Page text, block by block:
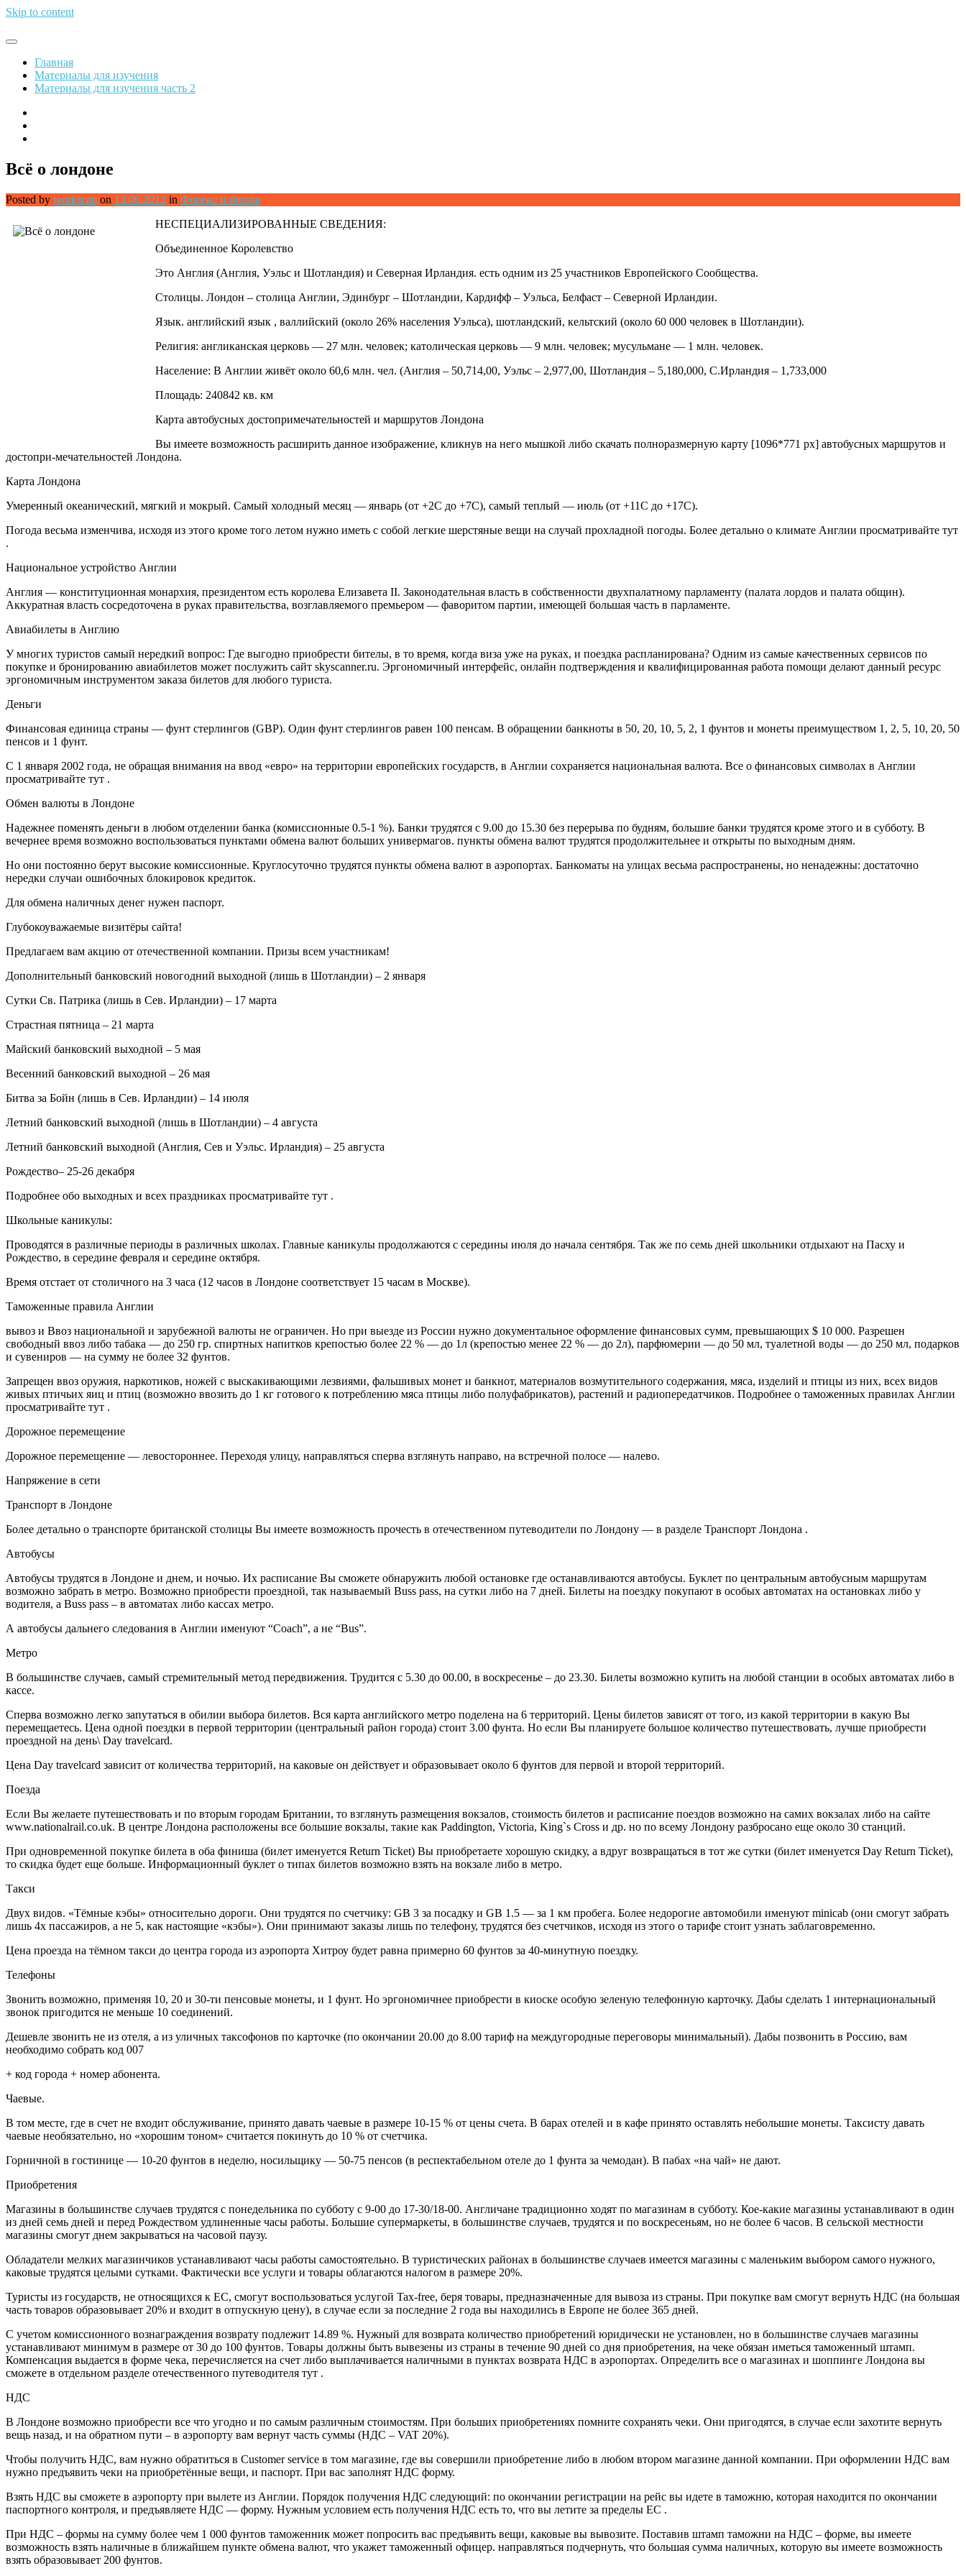
Skip to content
Обрети финансовую свободу
Главная
Материалы для изучения
Материалы для изучения часть 2
Всё о лондоне
Posted by workscan on 13.06.2012 in Форекс и биржа
НЕСПЕЦИАЛИЗИРОВАННЫЕ СВЕДЕНИЯ:
Объединенное Королевство
Это Англия (Англия, Уэльс и Шотландия) и Северная Ирландия. есть одним из 25 участников Европейского Сообщества.
Столицы. Лондон – столица Англии, Эдинбург – Шотландии, Кардифф – Уэльса, Белфаст – Северной Ирландии.
Язык. английский язык , валлийский (около 26% населения Уэльса), шотландский, кельтский (около 60 000 человек в Шотландии).
Религия: англиканская церковь — 27 млн. человек; католическая церковь — 9 млн. человек; мусульмане — 1 млн. человек.
Население: В Англии живёт около 60,6 млн. чел. (Англия – 50,714,00, Уэльс – 2,977,00, Шотландия – 5,180,000, С.Ирландия – 1,733,000
Площадь: 240842 кв. км
Карта автобусных достопримечательностей и маршрутов Лондона
Вы имеете возможность расширить данное изображение, кликнув на него мышкой либо скачать полноразмерную карту [1096*771 px] автобусных маршрутов и
достопри-мечательностей Лондона.
Карта Лондона
Умеренный океанический, мягкий и мокрый. Самый холодный месяц — январь (от +2С до +7С), самый теплый — июль (от +11С до +17С).
Погода весьма изменчива, исходя из этого кроме того летом нужно иметь с собой легкие шерстяные вещи на случай прохладной погоды. Более детально о климате Англии просматривайте тут
.
Национальное устройство Англии
Англия — конституционная монархия, президентом есть королева Елизавета II. Законодательная власть в собственности двухпалатному парламенту (палата лордов и палата общин).
Аккуратная власть сосредоточена в руках правительства, возглавляемого премьером — фаворитом партии, имеющей большая часть в парламенте.
Авиабилеты в Англию
У многих туристов самый нередкий вопрос: Где выгодно приобрести бителы, в то время, когда виза уже на руках, и поездка распланирована? Одним из самые качественных сервисов по
покупке и бронированию авиабилетов может послужить сайт skyscanner.ru. Эргономичный интерфейс, онлайн подтверждения и квалифицированная работа помощи делают данный ресурс
эргономичным инструментом заказа билетов для любого туриста.
Деньги
Финансовая единица страны — фунт стерлингов (GBP). Один фунт стерлингов равен 100 пенсам. В обращении банкноты в 50, 20, 10, 5, 2, 1 фунтов и монеты преимуществом 1, 2, 5, 10, 20, 50
пенсов и 1 фунт.
С 1 января 2002 года, не обращая внимания на ввод «евро» на территории европейских государств, в Англии сохраняется национальная валюта. Все о финансовых символах в Англии
просматривайте тут .
Обмен валюты в Лондоне
Надежнее поменять деньги в любом отделении банка (комиссионные 0.5-1 %). Банки трудятся с 9.00 до 15.30 без перерыва по будням, большие банки трудятся кроме этого и в субботу. В
вечернее время возможно воспользоваться пунктами обмена валют больших универмагов. пункты обмена валют трудятся продолжительнее и открыты по выходным дням.
Но они постоянно берут высокие комиссионные. Круглосуточно трудятся пункты обмена валют в аэропортах. Банкоматы на улицах весьма распространены, но ненадежны: достаточно
нередки случаи ошибочных блокировок кредиток.
Для обмена наличных денег нужен паспорт.
Глубокоуважаемые визитёры сайта!
Предлагаем вам акцию от отечественной компании. Призы всем участникам!
Дополнительный банковский новогодний выходной (лишь в Шотландии) – 2 января
Сутки Св. Патрика (лишь в Сев. Ирландии) – 17 марта
Страстная пятница – 21 марта
Майский банковский выходной – 5 мая
Весенний банковский выходной – 26 мая
Битва за Бойн (лишь в Сев. Ирландии) – 14 июля
Летний банковский выходной (лишь в Шотландии) – 4 августа
Летний банковский выходной (Англия, Сев и Уэльс. Ирландия) – 25 августа
Рождество– 25-26 декабря
Подробнее обо выходных и всех праздниках просматривайте тут .
Школьные каникулы:
Проводятся в различные периоды в различных школах. Главные каникулы продолжаются с середины июля до начала сентября. Так же по семь дней школьники отдыхают на Пасху и
Рождество, в середине февраля и середине октября.
Время отстает от столичного на 3 часа (12 часов в Лондоне соответствует 15 часам в Москве).
Таможенные правила Англии
вывоз и Ввоз национальной и зарубежной валюты не ограничен. Но при выезде из России нужно документальное оформление финансовых сумм, превышающих $ 10 000. Разрешен
свободный ввоз либо табака — до 250 гр. спиртных напитков крепостью более 22 % — до 1л (крепостью менее 22 % — до 2л), парфюмерии — до 50 мл, туалетной воды — до 250 мл, подарков
и сувениров — на сумму не более 32 фунтов.
Запрещен ввоз оружия, наркотиков, ножей с выскакивающими лезвиями, фальшивых монет и банкнот, материалов возмутительного содержания, мяса, изделий и птицы из них, всех видов
живых птичьих яиц и птиц (возможно ввозить до 1 кг готового к потреблению мяса птицы либо полуфабрикатов), растений и радиопередатчиков. Подробнее о таможенных правилах Англии
просматривайте тут .
Дорожное перемещение
Дорожное перемещение — левостороннее. Переходя улицу, направляться сперва взглянуть направо, на встречной полосе — налево.
Напряжение в сети
Транспорт в Лондоне
Более детально о транспорте британской столицы Вы имеете возможность прочесть в отечественном путеводители по Лондону — в разделе Транспорт Лондона .
Автобусы
Автобусы трудятся в Лондоне и днем, и ночью. Их расписание Вы сможете обнаружить любой остановке где останавливаются автобусы. Буклет по центральным автобусным маршрутам
возможно забрать в метро. Возможно приобрести проездной, так называемый Buss pass, на сутки либо на 7 дней. Билеты на поездку покупают в особых автоматах на остановках либо у
водителя, а Buss pass – в автоматах либо кассах метро.
А автобусы дальнего следования в Англии именуют “Coach”, а не “Bus”.
Метро
В большинстве случаев, самый стремительный метод передвижения. Трудится с 5.30 до 00.00, в воскресенье – до 23.30. Билеты возможно купить на любой станции в особых автоматах либо в
кассе.
Сперва возможно легко запутаться в обилии выбора билетов. Вся карта английского метро поделена на 6 территорий. Цены билетов зависят от того, из какой территории в какую Вы
перемещаетесь. Цена одной поездки в первой территории (центральный район города) стоит 3.00 фунта. Но если Вы планируете большое количество путешествовать, лучше приобрести
проездной на день\ Day travelcard.
Цена Day travelcard зависит от количества территорий, на каковые он действует и образовывает около 6 фунтов для первой и второй территорий.
Поезда
Если Вы желаете путешествовать и по вторым городам Британии, то взглянуть размещения вокзалов, стоимость билетов и расписание поездов возможно на самих вокзалах либо на сайте
www.nationalrail.co.uk. В центре Лондона расположены все большие вокзалы, такие как Paddington, Victoria, King`s Cross и др. но по всему Лондону разбросано еще около 30 станций.
При одновременной покупке билета в оба финиша (билет именуется Return Ticket) Вы приобретаете хорошую скидку, а вдруг возвращаться в тот же сутки (билет именуется Day Return Ticket),
то скидка будет еще больше. Информационный буклет о типах билетов возможно взять на вокзале либо в метро.
Такси
Двух видов. «Тёмные кэбы» относительно дороги. Они трудятся по счетчику: GB 3 за посадку и GB 1.5 — за 1 км пробега. Более недорогие автомобили именуют minicab (они смогут забрать
лишь 4х пассажиров, а не 5, как настоящие «кэбы»). Они принимают заказы лишь по телефону, трудятся без счетчиков, исходя из этого о тарифе стоит узнать заблаговременно.
Цена проезда на тёмном такси до центра города из аэропорта Хитроу будет равна примерно 60 фунтов за 40-минутную поездку.
Телефоны
Звонить возможно, применяя 10, 20 и 30-ти пенсовые монеты, и 1 фунт. Но эргономичнее приобрести в киоске особую зеленую телефонную карточку. Дабы сделать 1 интернациональный
звонок пригодится не меньше 10 соединений.
Дешевле звонить не из отеля, а из уличных таксофонов по карточке (по окончании 20.00 до 8.00 тариф на междугородные переговоры минимальный). Дабы позвонить в Россию, вам
необходимо собрать код 007
+ код города + номер абонента.
Чаевые.
В том месте, где в счет не входит обслуживание, принято давать чаевые в размере 10-15 % от цены счета. В барах отелей и в кафе принято оставлять небольшие монеты. Таксисту давать
чаевые необязательно, но «хорошим тоном» считается покинуть до 10 % от счетчика.
Горничной в гостинице — 10-20 фунтов в неделю, носильщику — 50-75 пенсов (в респектабельном отеле до 1 фунта за чемодан). В пабах «на чай» не дают.
Приобретения
Магазины в большинстве случаев трудятся с понедельника по субботу с 9-00 до 17-30/18-00. Англичане традиционно ходят по магазинам в субботу. Кое-какие магазины устанавливают в один
из дней семь дней и перед Рождеством удлиненные часы работы. Большие супермаркеты, в большинстве случаев, трудятся и по воскресеньям, но не более 6 часов. В сельской местности
магазины смогут днем закрываться на часовой паузу.
Обладатели мелких магазинчиков устанавливают часы работы самостоятельно. В туристических районах в большинстве случаев имеется магазины с маленьким выбором самого нужного,
каковые трудятся целыми сутками. Фактически все услуги и товары облагаются налогом в размере 20%.
Туристы из государств, не относящихся к ЕС, смогут воспользоваться услугой Tax-free, беря товары, предназначенные для вывоза из страны. При покупке вам смогут вернуть НДС (на большая
часть товаров образовывает 20% и входит в отпускную цену), в случае если за последние 2 года вы находились в Европе не более 365 дней.
С учетом комиссионного вознаграждения возврату подлежит 14.89 %. Нужный для возврата количество приобретений юридически не установлен, но в большинстве случаев магазины
устанавливают минимум в размере от 30 до 100 фунтов. Товары должны быть вывезены из страны в течение 90 дней со дня приобретения, на чеке обязан иметься таможенный штамп.
Компенсация выдается в форме чека, перечисляется на счет либо выплачивается наличными в пунктах возврата НДС в аэропортах. Определить все о магазинах и шоппинге Лондона вы
сможете в отдельном разделе отечественного путеводителя тут .
НДС
В Лондоне возможно приобрести все что угодно и по самым различным стоимостям. При больших приобретениях помните сохранять чеки. Они пригодятся, в случае если захотите вернуть
вещь назад, и на обратном пути – в аэропорту вам вернут часть суммы (НДС – VAT 20%).
Чтобы получить НДС, вам нужно обратиться в Customer service в том магазине, где вы совершили приобретение либо в любом втором магазине данной компании. При оформлении НДС вам
нужно предъявить чеки на приобретённые вещи, и паспорт. При вас заполнят НДС форму.
Взять НДС вы сможете в аэропорту при вылете из Англии. Порядок получения НДС следующий: по окончании регистрации на рейс вы идете в таможню, которая находится по окончании
паспортного контроля, и предъявляете НДС — форму. Нужным условием есть получения НДС есть то, что вы летите за пределы ЕС .
При НДС – формы на сумму более чем 1 000 фунтов таможенник может попросить вас предъявить вещи, каковые вы вывозите. Поставив штамп таможни на НДС – форме, вы имеете
возможность взять наличные в ближайшем пункте обмена валют, что укажет таможенный офицер. направляться подчернуть, что большая сумма наличных, которую вы имеете возможность
взять образовывает 200 фунтов.